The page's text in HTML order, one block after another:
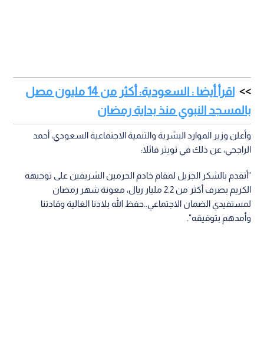
اقرأ أيضا : السعودية: أكثر من 14 مليون مصل
بالمسجد النبوي منذ بداية رمضان
وأعلن وزير الموارد البشرية والتنمية الاجتماعية السعودي، أحمد
الراجحي، عن ذلك في تويتر قائلا:
"أتقدم بالشكر الجزيل لمقام خادم الحرمين الشريفين على توجيهه
الكريم بصرف أكثر من 2.2 مليار ريال، معونة شهر رمضان
لمستفيدي الضمان الاجتماعي..حفظ الله بلادنا الغالية وقادتنا
وأمدهم بتوفيقه".